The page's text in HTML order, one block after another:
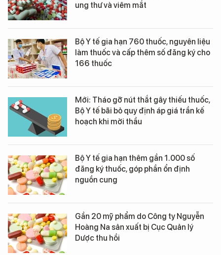
ung thư và viêm mắt
Bộ Y tế gia hạn 760 thuốc, nguyên liệu
làm thuốc và cấp thêm số đăng ký cho
166 thuốc
Mới: Tháo gỡ nút thắt gây thiếu thuốc,
Bộ Y tế bãi bỏ quy định áp giá trần kế
hoạch khi mời thầu
Bộ Y tế gia hạn thêm gần 1.000 số
đăng ký thuốc, góp phần ổn định
nguồn cung
Gần 20 mỹ phẩm do Công ty Nguyễn
Hoàng Na sản xuất bị Cục Quản lý
Dược thu hồi